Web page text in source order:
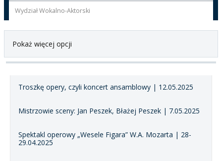
Wydział Wokalno-Aktorski
Pokaż więcej opcji
Troszkę opery, czyli koncert ansamblowy | 12.05.2025
Mistrzowie sceny: Jan Peszek, Błażej Peszek | 7.05.2025
Spektakl operowy „Wesele Figara” W.A. Mozarta | 28-
29.04.2025